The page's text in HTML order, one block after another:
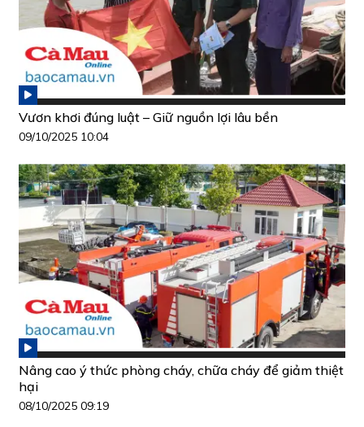
Vươn khơi đúng luật – Giữ nguồn lợi lâu bền
09/10/2025 10:04
Nâng cao ý thức phòng cháy, chữa cháy để giảm thiệt
hại
08/10/2025 09:19